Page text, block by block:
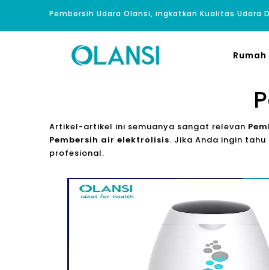
Pembersih Udara Olansi, ingkatkan Kualitas Udara
Rumah
Artikel-artikel ini semuanya sangat relevan
Pembersih air elektrolisis. Jika Anda ingin
profesional.